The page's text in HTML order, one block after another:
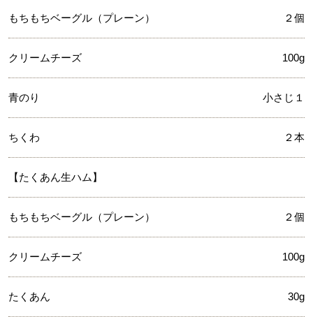
もちもちベーグル（プレーン） ２個
クリームチーズ 100g
青のり 小さじ１
ちくわ ２本
【たくあん生ハム】
もちもちベーグル（プレーン） ２個
クリームチーズ 100g
たくあん 30g